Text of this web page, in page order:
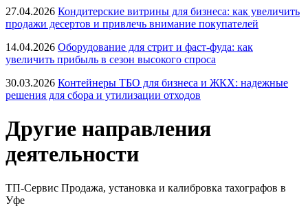
27.04.2026 Кондитерские витрины для бизнеса: как увеличить
продажи десертов и привлечь внимание покупателей
14.04.2026 Оборудование для стрит и фаст-фуда: как
увеличить прибыль в сезон высокого спроса
30.03.2026 Контейнеры ТБО для бизнеса и ЖКХ: надежные
решения для сбора и утилизации отходов
Другие направления
деятельности
ТП-Сервис Продажа, установка и калибровка тахографов в
Уфе